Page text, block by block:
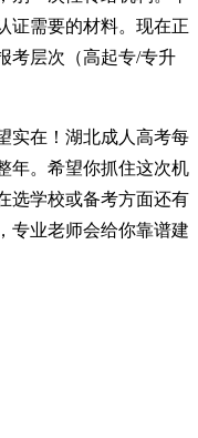
证需要的材料。现在正
考层次（高起专/专升
实在！湖北成人高考每
年。希望你抓住这次机
选学校或备考方面还有
专业老师会给你靠谱建